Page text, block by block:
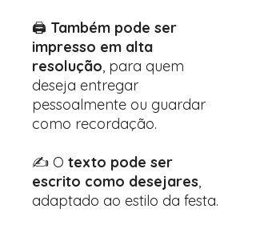
🖨️ Também pode ser
impresso em alta
resolução, para quem
deseja entregar
pessoalmente ou guardar
como recordação.
✍️ O texto pode ser
escrito como desejares,
adaptado ao estilo da festa.